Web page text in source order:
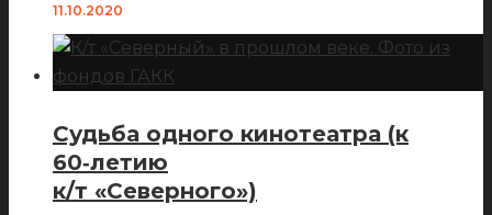
11.10.2020
Судьба одного кинотеатра (к
60‑летию
к/т «Северного»)